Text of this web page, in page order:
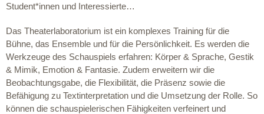
Student*innen und Interessierte…
Das Theaterlaboratorium ist ein komplexes Training für die
Bühne, das Ensemble und für die Persönlichkeit. Es werden die
Werkzeuge des Schauspiels erfahren: Körper & Sprache, Gestik
& Mimik, Emotion & Fantasie. Zudem erweitern wir die
Beobachtungsgabe, die Flexibilität, die Präsenz sowie die
Befähigung zu Textinterpretation und die Umsetzung der Rolle. So
können die schauspielerischen Fähigkeiten verfeinert und